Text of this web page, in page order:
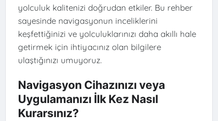
yolculuk kalitenizi doğrudan etkiler. Bu rehber
sayesinde navigasyonun inceliklerini
keşfettiğinizi ve yolculuklarınızı daha akıllı hale
getirmek için ihtiyacınız olan bilgilere
ulaştığınızı umuyoruz.
Navigasyon Cihazınızı veya
Uygulamanızı İlk Kez Nasıl
Kurarsınız?